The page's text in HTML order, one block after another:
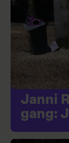
Janni
gang: